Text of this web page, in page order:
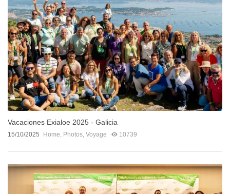
Vacaciones Exialoe 2025 - Galicia
15/10/2025 Home, Photos, Voyage 10739